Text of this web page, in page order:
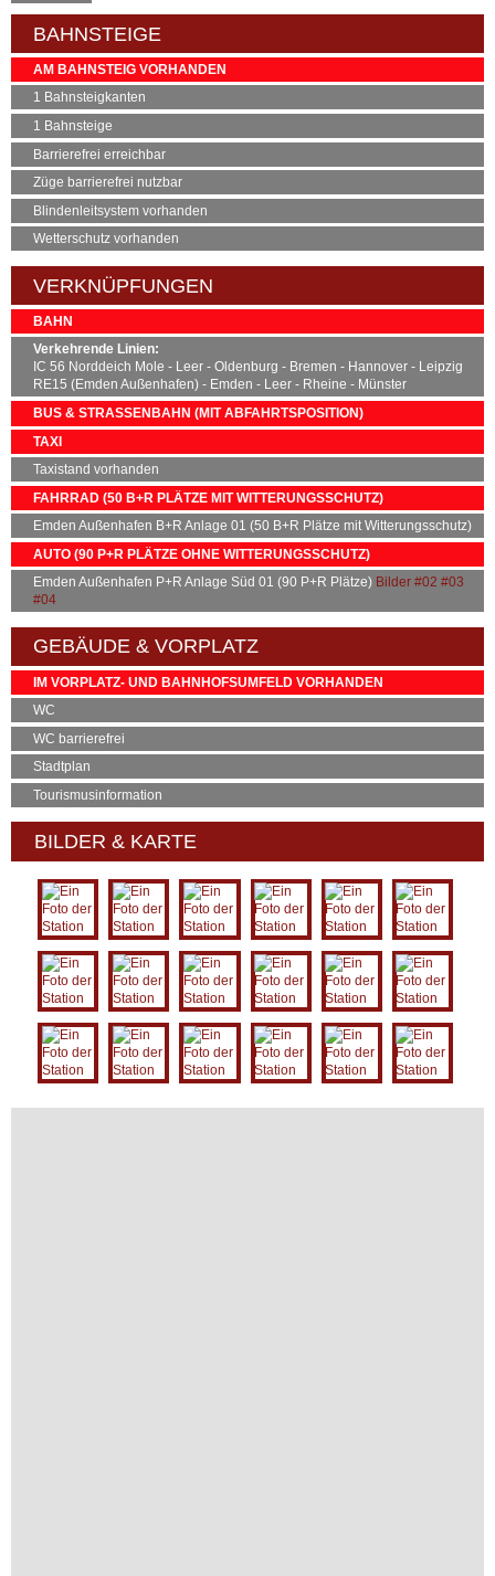
BAHNSTEIGE
AM BAHNSTEIG VORHANDEN
1 Bahnsteigkanten
1 Bahnsteige
Barrierefrei erreichbar
Züge barrierefrei nutzbar
Blindenleitsystem vorhanden
Wetterschutz vorhanden
VERKNÜPFUNGEN
BAHN
Verkehrende Linien:
IC 56 Norddeich Mole - Leer - Oldenburg - Bremen - Hannover - Leipzig
RE15 (Emden Außenhafen) - Emden - Leer - Rheine - Münster
BUS & STRASSENBAHN (MIT ABFAHRTSPOSITION)
TAXI
Taxistand vorhanden
FAHRRAD (50B+R PLÄTZE MIT WITTERUNGSSCHUTZ)
Emden Außenhafen B+R Anlage 01 (50 B+R Plätze mit Witterungsschutz)
AUTO (90P+R PLÄTZE OHNE WITTERUNGSSCHUTZ)
Emden Außenhafen P+R Anlage Süd 01 (90 P+R Plätze) Bilder #02 #03
#04
GEBÄUDE & VORPLATZ
IM VORPLATZ- UND BAHNHOFSUMFELD VORHANDEN
WC
WC barrierefrei
Stadtplan
Tourismusinformation
BILDER & KARTE